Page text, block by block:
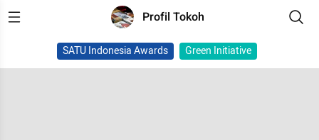
Profil Tokoh
SATU Indonesia Awards Green Initiative